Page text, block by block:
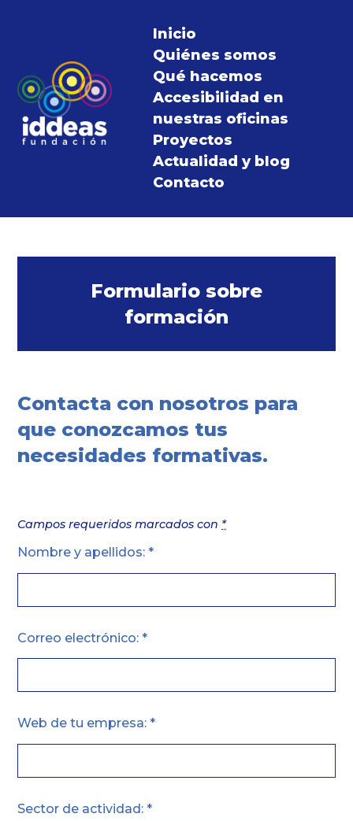
Inicio
Quiénes somos
Qué hacemos
Accesibilidad en
nuestras oficinas
Proyectos
Actualidad y blog
Contacto
Formulario sobre
formación
Contacta con nosotros para
que conozcamos tus
necesidades formativas.
Campos requeridos marcados con *
Nombre y apellidos: *
Correo electrónico: *
Web de tu empresa: *
Sector de actividad: *